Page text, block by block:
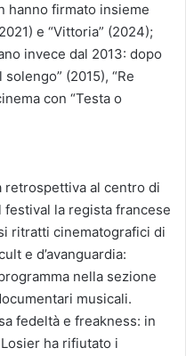
hanno firmato insieme
e “Vittoria” (2024);
invece dal 2013: dopo
(2015), “Re
con “Testa o
retrospettiva al centro di
la regista francese
ritratti cinematografici di
e d’avanguardia:
nella sezione
musicali.
fedeltà e freakness: in
ha rifiutato i